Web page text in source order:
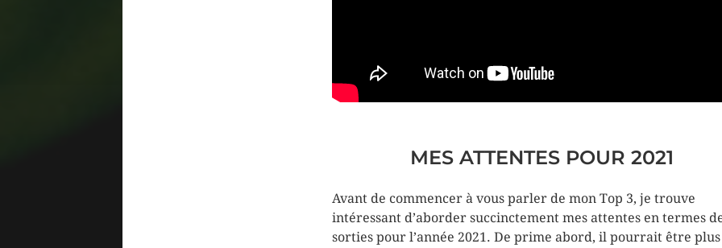
MES ATTENTES POUR 2021
Avant de commencer à vous parler de mon Top 3, je trouve
intéressant d’aborder succinctement mes attentes en termes
sorties pour l’année 2021. De prime abord, il pourrait être plus